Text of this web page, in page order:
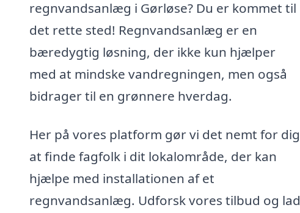
regnvandsanlæg i Gørløse? Du er kommet til
det rette sted! Regnvandsanlæg er en
bæredygtig løsning, der ikke kun hjælper
med at mindske vandregningen, men også
bidrager til en grønnere hverdag.
Her på vores platform gør vi det nemt for dig
at finde fagfolk i dit lokalområde, der kan
hjælpe med installationen af et
regnvandsanlæg. Udforsk vores tilbud og lad